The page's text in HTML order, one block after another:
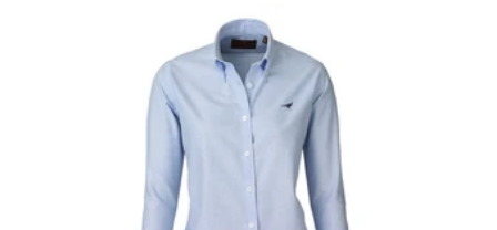
var:
299,00 kr..